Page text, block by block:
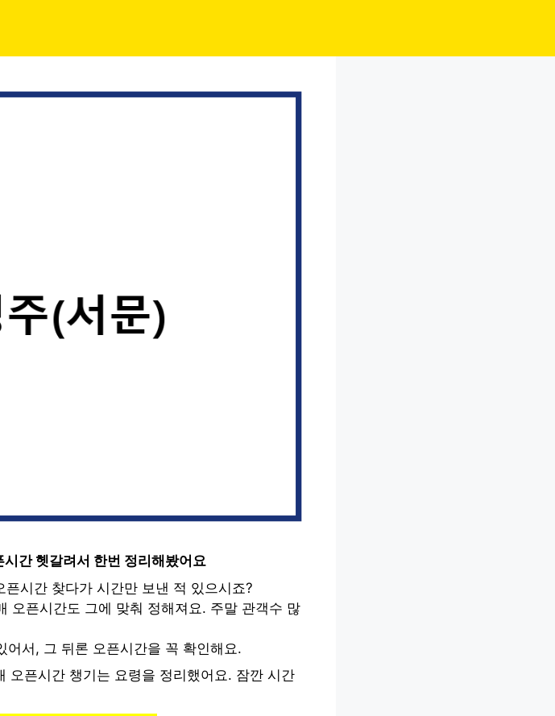
간 헷갈려서 한번 정리해봤어요
시간 찾다가 시간만 보낸 적 있으시죠?
오픈시간도 그에 맞춰 정해져요. 주말 관객수 많
서, 그 뒤론 오픈시간을 꼭 확인해요.
오픈시간 챙기는 요령을 정리했어요. 잠깐 시간